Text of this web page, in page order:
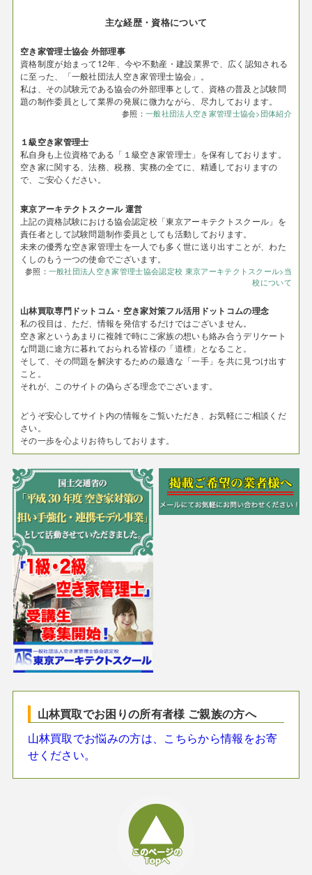
主な経歴・資格について
空き家管理士協会 外部理事
資格制度が始まって12年、今や不動産・建設業界で、広く認知される
に至った、「一般社団法人空き家管理士協会」。
私は、その試験元である協会の外部理事として、資格の普及と試験問
題の制作委員として業界の発展に微力ながら、尽力しております。
参照： 一般社団法人空き家管理士協会>団体紹介
１級空き家管理士
私自身も上位資格である「１級空き家管理士」を保有しております。
空き家に関する、法務、税務、実務の全てに、精通しておりますの
で、ご安心ください。
東京アーキテクトスクール 運営
上記の資格試験における協会認定校「東京アーキテクトスクール」を
責任者として試験問題制作委員としても活動しております。
未来の優秀な空き家管理士を一人でも多く世に送り出すことが、わた
くしのもう一つの使命でございます。
参照： 一般社団法人空き家管理士協会認定校 東京アーキテクトスクール>当
校について
山林買取専門ドットコム・空き家対策フル活用ドットコムの理念
私の役目は、ただ、情報を発信するだけではございません。
空き家というあまりに複雑で時にご家族の想いも絡み合うデリケート
な問題に途方に暮れておられる皆様の「道標」となること。
そして、その問題を解決するための最適な「一手」を共に見つけ出す
こと。
それが、このサイトの偽らざる理念でございます。
どうぞ安心してサイト内の情報をご覧いただき、お気軽にご相談くだ
さい。
その一歩を心よりお待ちしております。
山林買取でお困りの所有者様 ご親族の方へ
山林買取でお悩みの方は、こちらから情報をお寄
せください。